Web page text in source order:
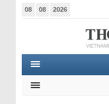
08 08 2026